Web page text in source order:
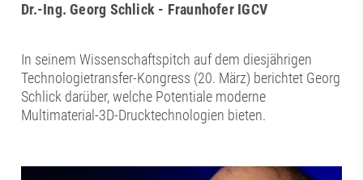
Dr.-Ing. Georg Schlick - Fraunhofer IGCV
In seinem Wissenschaftspitch auf dem diesjährigen
Technologietransfer-Kongress (20. März) berichtet Georg
Schlick darüber, welche Potentiale moderne
Multimaterial-3D-Drucktechnologien bieten.